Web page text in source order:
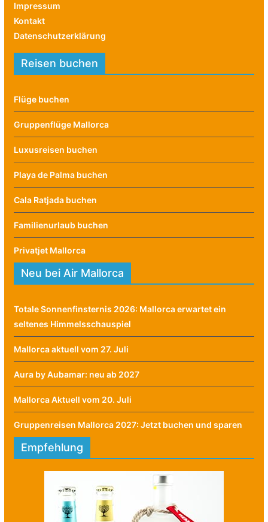
Impressum
Kontakt
Datenschutzerklärung
Reisen buchen
Flüge buchen
Gruppenflüge Mallorca
Luxusreisen buchen
Playa de Palma buchen
Cala Ratjada buchen
Familienurlaub buchen
Privatjet Mallorca
Neu bei Air Mallorca
Totale Sonnenfinsternis 2026: Mallorca erwartet ein
seltenes Himmelsschauspiel
Mallorca aktuell vom 27. Juli
Aura by Aubamar: neu ab 2027
Mallorca Aktuell vom 20. Juli
Gruppenreisen Mallorca 2027: Jetzt buchen und sparen
Empfehlung